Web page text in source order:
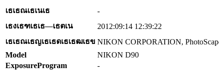
เธเธณเธเนเธ
-
เธงเธฑเธเธ—เธตเน
2012:09:14 12:39:22
เธเธณเธญเธเธดเธเธฒเธข NIKON CORPORATION,
Model
NIKON D90
ExposureProgram
-